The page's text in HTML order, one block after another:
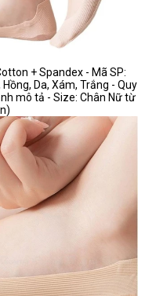
+ Spandex - Mã SP:
Da, Xám, Trắng - Quy
mô tả - Size: Chân Nữ từ